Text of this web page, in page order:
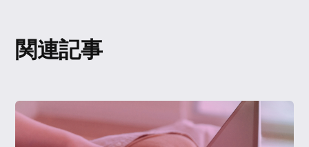
関連記事